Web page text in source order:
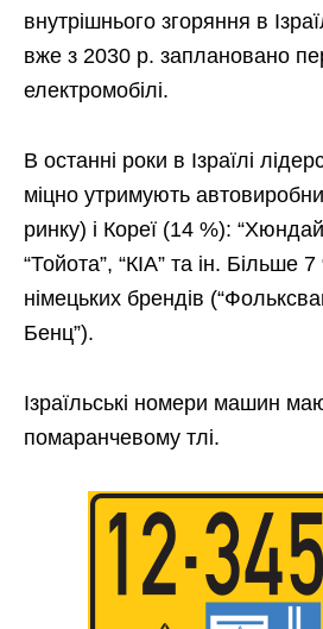
внутрішнього згоряння в
вже з 2030 р. заплановано
електромобілі.
В останні роки в Ізраїлі
міцно утримують
ринку) і Кореї (14 %):
“Тойота”, “КІА” та ін. Більше
німецьких брендів
Бенц”).
Ізраїльські номери машин
помаранчевому тлі.